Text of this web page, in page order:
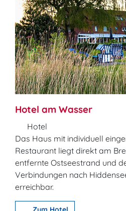
Hotel am Wasser
Hotel
Das Haus mit individuell
Restaurant liegt direkt am
entfernte Ostseestrand und
Verbindungen nach
erreichbar.